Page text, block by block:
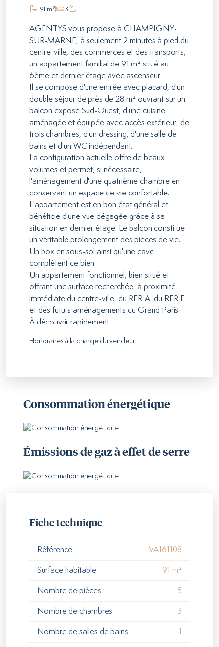
91 m² 3 1
AGENTYS vous propose à CHAMPIGNY-
SUR-MARNE, à seulement 2 minutes à pied du
centre-ville, des commerces et des transports,
un appartement familial de 91 m² situé au
6ème et dernier étage avec ascenseur.
Il se compose d'une entrée avec placard, d'un
double séjour de près de 28 m² ouvrant sur un
balcon exposé Sud-Ouest, d'une cuisine
aménagée et équipée avec accès extérieur, de
trois chambres, d'un dressing, d'une salle de
bains et d'un WC indépendant.
La configuration actuelle offre de beaux
volumes et permet, si nécessaire,
l'aménagement d'une quatrième chambre en
conservant un espace de vie confortable.
L'appartement est en bon état général et
bénéficie d'une vue dégagée grâce à sa
situation en dernier étage. Le balcon constitue
un véritable prolongement des pièces de vie.
Un box en sous-sol ainsi qu'une cave
complètent ce bien.
Un appartement fonctionnel, bien situé et
offrant une surface recherchée, à proximité
immédiate du centre-ville, du RER A, du RER E
et des futurs aménagements du Grand Paris.
À découvrir rapidement.
Honoraires à la charge du vendeur.
Consommation énergétique
Émissions de gaz à effet de serre
Fiche technique
Référence VA161108
Surface habitable 91 m²
Nombre de pièces 5
Nombre de chambres 3
Nombre de salles de bains 1